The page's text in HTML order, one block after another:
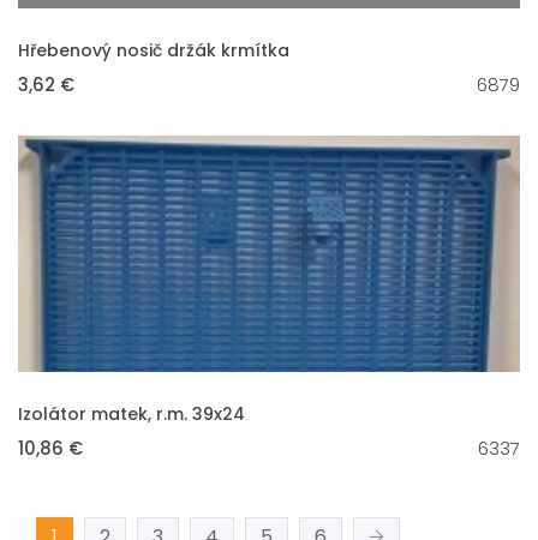
VLOŽIT DO KOŠÍKU
Hřebenový nosič držák krmítka
3,62 € 6879
VLOŽIT DO KOŠÍKU
Izolátor matek, r.m. 39x24
10,86 € 6337